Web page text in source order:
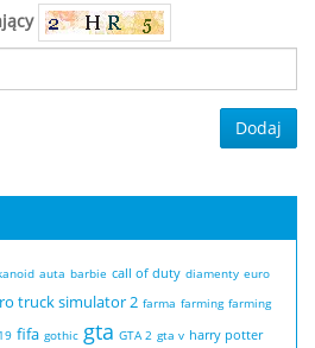
Dodaj
auta barbie call of duty diamenty euro
truck simulator 2 farma farming farming
fifa gothic gta GTA 2 gta v harry potter